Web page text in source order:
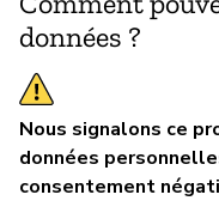
données ?
Nous signalons ce
données
consentement